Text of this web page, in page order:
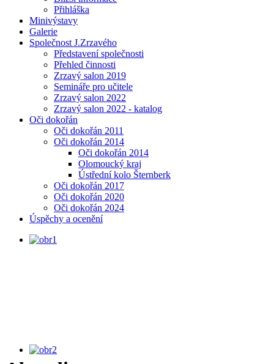
Přihláška
Minivýstavy
Galerie
Společnost J.Zrzavého
Představení společnosti
Přehled činnosti
Zrzavý salon 2019
Semináře pro učitele
Zrzavý salon 2022
Zrzavý salon 2022 - katalog
Oči dokořán
Oči dokořán 2011
Oči dokořán 2014
Oči dokořán 2014
Olomoucký kraj
Ústřední kolo Šternberk
Oči dokořán 2017
Oči dokořán 2020
Oči dokořán 2024
Úspěchy a ocenění